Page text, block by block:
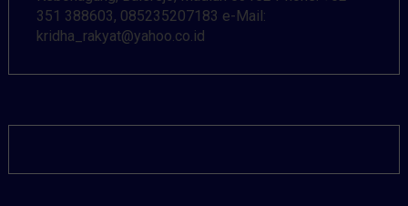
351 388603, 085235207183 e-Mail:
kridha_rakyat@yahoo.co.id